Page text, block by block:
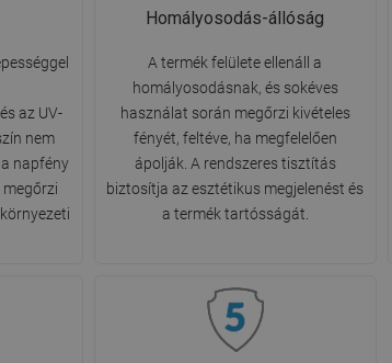
az UV-
nem
napfény
Homályosodás-állóság
A termék felülete ellenáll a
homályosodásnak, és sokéves
használat során megőrzi kivételes
fényét, feltéve, ha megfelelően
ápolják. A rendszeres tisztítás
biztosítja az esztétikus megjelenést és
a termék tartósságát.